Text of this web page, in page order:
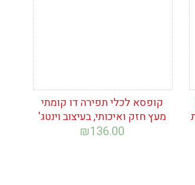
קופסא לכלי תפירה דו קומתי
מעץ חזק ואיכותי, בעיצוב וינטג'
₪136.00